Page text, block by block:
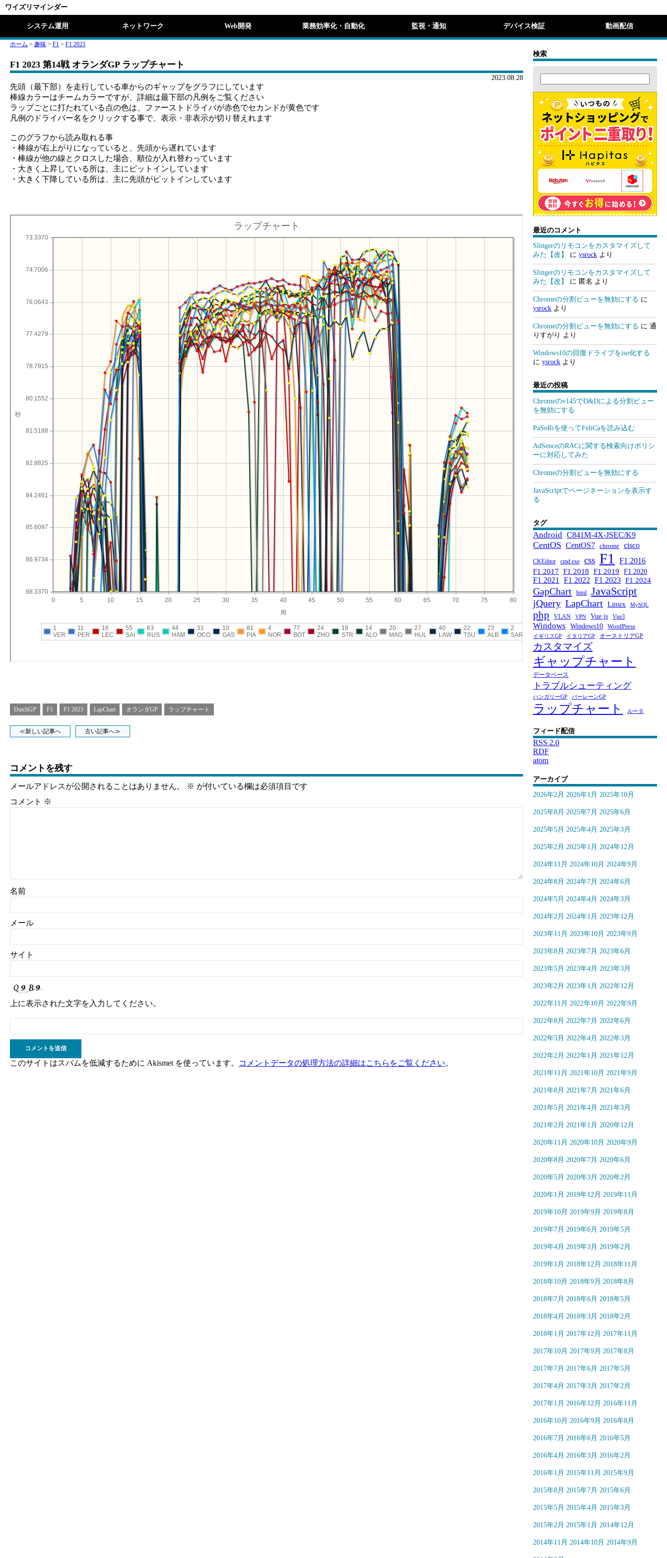
ワイズリマインダー
システム運用 ネットワーク Web開発 業務効率化・自動化 監視・通知 デバイス検証 動画配信
ホーム > 趣味 > F1 > F1 2023
F1 2023 第14戦 オランダGP ラップチャート
2023.08.28
先頭（最下部）を走行している車からのギャップをグラフにしています
棒線カラーはチームカラーですが、詳細は最下部の凡例をご覧ください
ラップごとに打たれている点の色は、ファーストドライバが赤色でセカンドが黄色です
凡例のドライバー名をクリックする事で、表示・非表示が切り替えれます
このグラフから読み取れる事
・棒線が右上がりになっていると、先頭から遅れています
・棒線が他の線とクロスした場合、順位が入れ替わっています
・大きく上昇している所は、主にピットインしています
・大きく下降している所は、主に先頭がピットインしています
DutchGP F1 F1 2023 LapChart オランダGP ラップチャート
≪新しい記事へ 古い記事へ≫
コメントを残す
メールアドレスが公開されることはありません。 ※ が付いている欄は必須項目です
コメント ※
名前
メール
サイト
上に表示された文字を入力してください。
このサイトはスパムを低減するために Akismet を使っています。 コメントデータの処理方法の詳細はこちらをご覧ください。
検索
最近のコメント
Slingerのリモコンをカスタマイズして
みた【改】
に ysrock より
Slingerのリモコンをカスタマイズして
みた【改】
に 匿名 より
Chromeの分割ビューを無効にする に
ysrock より
Chromeの分割ビューを無効にする に 通
りすがり より
Windows10の回復ドライブをiso化する
に ysrock より
最近の投稿
Chromeのv145でD&Dによる分割ビュー
を無効にする
PaSoRiを使ってFeliCaを読み込む
AdSenceのRACに関する検索向けポリシ
ーに対応してみた
Chromeの分割ビューを無効にする
JavaScriptでページネーションを表示す
る
タグ
Android C841M-4X-JSEC/K9
CentOS CentOS7 chrome cisco
CKEditor cmd.exe css F1
F1 2016
F1 2017 F1 2018 F1 2019 F1 2020
F1 2021 F1 2022 F1 2023 F1 2024
GapChart html JavaScript
jQuery LapChart Linux MySQL
php VLAN VPN Vue.js Vue3
Windows Windows10 WordPress
イギリスGP イタリアGP オーストリアGP
カスタマイズ
ギャップチャート
データベース
トラブルシューティング
ハンガリーGP バーレーンGP
ラップチャート ルータ
フィード配信
RSS 2.0
RDF
atom
アーカイブ
2026年2月 2026年1月 2025年10月
2025年8月 2025年7月 2025年6月
2025年5月 2025年4月 2025年3月
2025年2月 2025年1月 2024年12月
2024年11月 2024年10月 2024年9月
2024年8月 2024年7月 2024年6月
2024年5月 2024年4月 2024年3月
2024年2月 2024年1月 2023年12月
2023年11月 2023年10月 2023年9月
2023年8月 2023年7月 2023年6月
2023年5月 2023年4月 2023年3月
2023年2月 2023年1月 2022年12月
2022年11月 2022年10月 2022年9月
2022年8月 2022年7月 2022年6月
2022年5月 2022年4月 2022年3月
2022年2月 2022年1月 2021年12月
2021年11月 2021年10月 2021年9月
2021年8月 2021年7月 2021年6月
2021年5月 2021年4月 2021年3月
2021年2月 2021年1月 2020年12月
2020年11月 2020年10月 2020年9月
2020年8月 2020年7月 2020年6月
2020年5月 2020年3月 2020年2月
2020年1月 2019年12月 2019年11月
2019年10月 2019年9月 2019年8月
2019年7月 2019年6月 2019年5月
2019年4月 2019年3月 2019年2月
2019年1月 2018年12月 2018年11月
2018年10月 2018年9月 2018年8月
2018年7月 2018年6月 2018年5月
2018年4月 2018年3月 2018年2月
2018年1月 2017年12月 2017年11月
2017年10月 2017年9月 2017年8月
2017年7月 2017年6月 2017年5月
2017年4月 2017年3月 2017年2月
2017年1月 2016年12月 2016年11月
2016年10月 2016年9月 2016年8月
2016年7月 2016年6月 2016年5月
2016年4月 2016年3月 2016年2月
2016年1月 2015年11月 2015年9月
2015年8月 2015年7月 2015年6月
2015年5月 2015年4月 2015年3月
2015年2月 2015年1月 2014年12月
2014年11月 2014年10月 2014年9月